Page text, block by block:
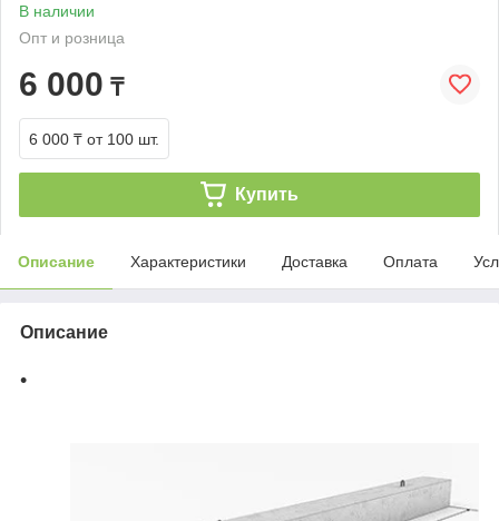
В наличии
Опт и розница
6 000 ₸
6 000 ₸ от 100 шт.
Купить
Описание Характеристики Доставка Оплата
Описание